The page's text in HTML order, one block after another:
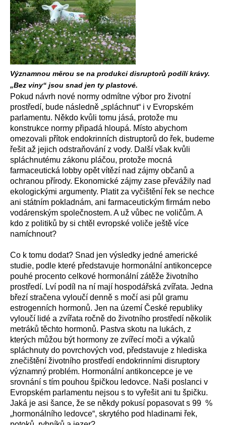
Významnou měrou se na produkci disruptorů podílí krávy.
„Bez viny“ jsou snad jen ty plastové.
Pokud návrh nové normy odmítne výbor pro životní
prostředí, bude následně „spláchnut“ i v Evropském
parlamentu. Někdo kvůli tomu jásá, protože mu
konstrukce normy připadá hloupá. Místo abychom
omezovali přítok endokrinních distruptorů do řek, budeme
řešit až jejich odstraňování z vody. Další však kvůli
spláchnutému zákonu pláčou, protože mocná
farmaceutická lobby opět vítězí nad zájmy občanů a
ochranou přírody. Ekonomické zájmy zase převážily nad
ekologickými argumenty. Platit za vyčištění řek se nechce
ani státním pokladnám, ani farmaceutickým firmám nebo
vodárenským společnostem. A už vůbec ne voličům. A
kdo z politiků by si chtěl evropské voliče ještě více
namíchnout?
Co k tomu dodat? Snad jen výsledky jedné americké
studie, podle které představuje hormonální antikoncepce
pouhé procento celkové hormonální zátěže životního
prostředí. Lví podíl na ní mají hospodářská zvířata. Jedna
březí stračena vyloučí denně s močí asi půl gramu
estrogenních hormonů. Jen na území České republiky
vyloučí lidé a zvířata ročně do životního prostředí několik
metráků těchto hormonů. Pastva skotu na lukách, z
kterých můžou být hormony ze zvířecí moči a výkalů
spláchnuty do povrchových vod, představuje z hlediska
znečištění životního prostředí endokrinními disruptory
významný problém. Hormonální antikoncepce je ve
srovnání s tím pouhou špičkou ledovce. Naši poslanci v
Evropském parlamentu nejsou s to vyřešit ani tu špičku.
Jaká je asi šance, že se někdy pokusí popasovat s 99 %
„hormonálního ledovce“, skrytého pod hladinami řek,